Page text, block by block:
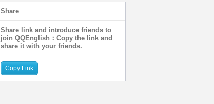
Share
Share link and introduce friends to
join QQEnglish：Copy the link and
share it with your friends.
Copy Link